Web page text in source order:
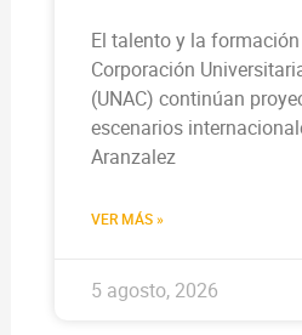
El talento y la
Corporación
(UNAC) continúan
escenarios
Aranzalez
VER MÁS »
5 agosto, 2026